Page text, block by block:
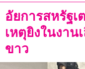
อัยการสหรัฐ
เหตุยิงในงาน
ขาว